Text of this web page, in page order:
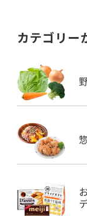
カテゴリー